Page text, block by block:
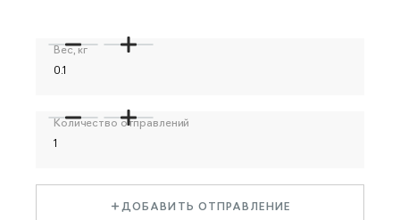
Вес, кг
Количество отправлений
ДОБАВИТЬ ОТПРАВЛЕНИЕ